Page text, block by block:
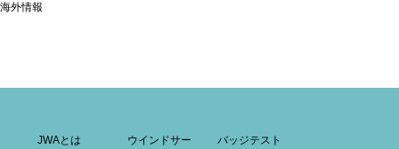
海外情報
JWAとは
ウインドサー
バッジテスト